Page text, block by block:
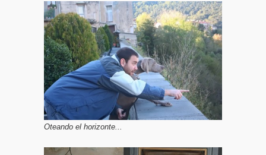
Oteando el horizonte...